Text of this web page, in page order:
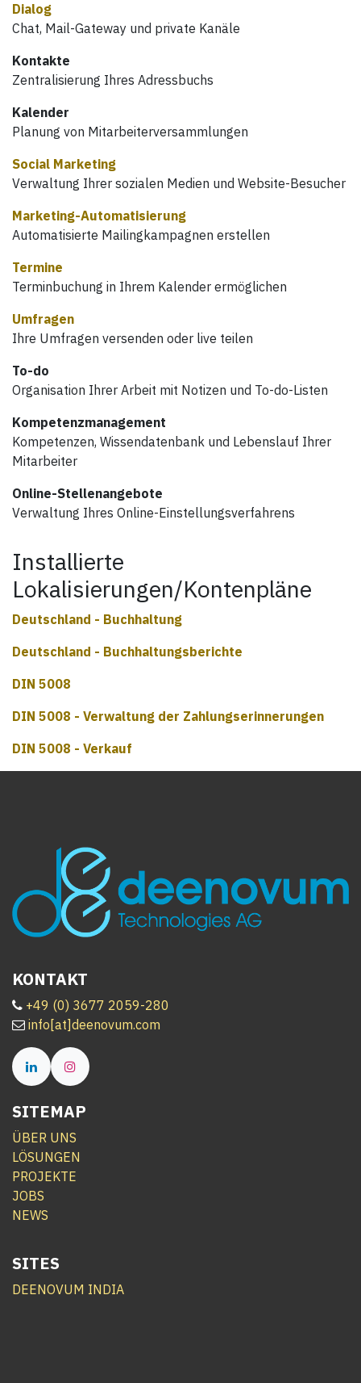
Dialog
Chat, Mail-Gateway und private Kanäle
Kontakte
Zentralisierung Ihres Adressbuchs
Kalender
Planung von Mitarbeiterversammlungen
Social Marketing
Verwaltung Ihrer sozialen Medien und Website-Besucher
Marketing-Automatisierung
Automatisierte Mailingkampagnen erstellen
Termine
Terminbuchung in Ihrem Kalender ermöglichen
Umfragen
Ihre Umfragen versenden oder live teilen
To-do
Organisation Ihrer Arbeit mit Notizen und To-do-Listen
Kompetenzmanagement
Kompetenzen, Wissendatenbank und Lebenslauf Ihrer
Mitarbeiter
Online-Stellenangebote
Verwaltung Ihres Online-Einstellungsverfahrens
Installierte
Lokalisierungen/Kontenpläne
Deutschland - Buchhaltung
Deutschland - Buchhaltungsberichte
DIN 5008
DIN 5008 - Verwaltung der Zahlungserinnerungen
DIN 5008 - Verkauf
SITEMAP
ÜBER UNS
LÖSUNGEN
PROJEKTE
JOBS
NEWS
SITES
DEENOVUM INDIA
KONTAKT
+49 (0) 3677 2059-280
info[at]deenovum.com